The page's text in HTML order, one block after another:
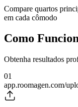
Compare quartos
em cada cômodo
Como
Obtenha resultados
01
app.roomagen.com/